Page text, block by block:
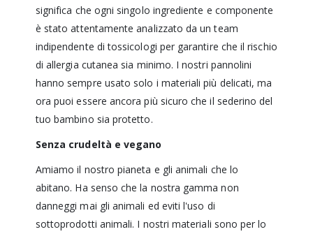
significa che ogni singolo ingrediente e componente
è stato attentamente analizzato da un team
indipendente di tossicologi per garantire che il rischio
di allergia cutanea sia minimo. I nostri pannolini
hanno sempre usato solo i materiali più delicati, ma
ora puoi essere ancora più sicuro che il sederino del
tuo bambino sia protetto.
Senza crudeltà e vegano
Amiamo il nostro pianeta e gli animali che lo
abitano. Ha senso che la nostra gamma non
danneggi mai gli animali ed eviti l'uso di
sottoprodotti animali. I nostri materiali sono per lo